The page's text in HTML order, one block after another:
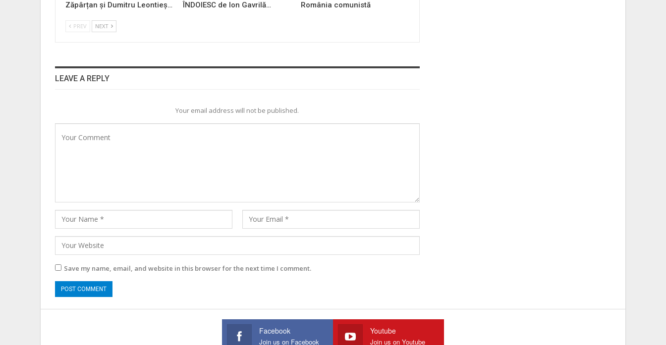
Zăpârțan și Dumitru Leontieș…
ÎNDOIESC de Ion Gavrilă…
România comunistă
PREV NEXT
LEAVE A REPLY
Your email address will not be published.
Save my name, email, and website in this browser for the next time I comment.
Facebook
Join us on Facebook
Youtube
Join us on Youtube